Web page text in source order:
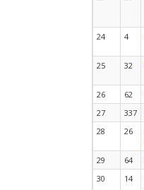
24 4
25 32
26 62
27
337
28
26
29 64
30
14